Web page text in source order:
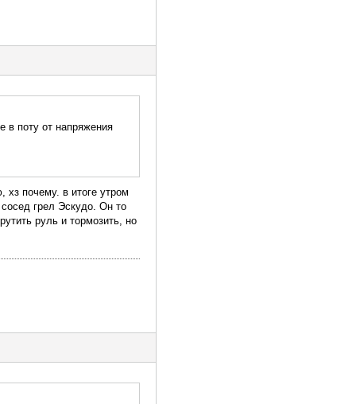
в поту от напряжения
хз почему. в итоге утром
сосед грел Эскудо. Он то
руль и тормозить, но